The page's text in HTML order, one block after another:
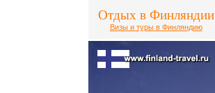
Отдых в Финляндии
Визы и туры в Финляндию